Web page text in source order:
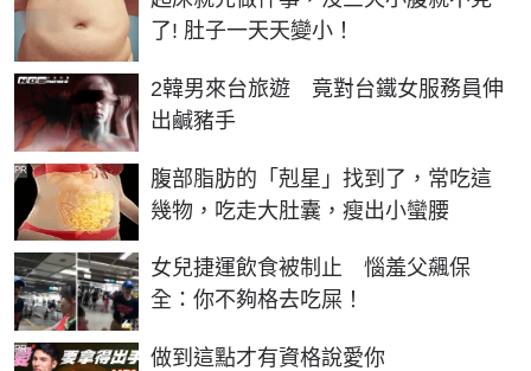
了! 肚子一天天變小！
2韓男來台旅遊 竟對台鐵女服務員伸
出鹹豬手
腹部脂肪的「剋星」找到了，常吃這
幾物，吃走大肚囊，瘦出小蠻腰
PR
女兒捷運飲食被制止 惱羞父飆保
全：你不夠格去吃屎！
做到這點才有資格說愛你
PR